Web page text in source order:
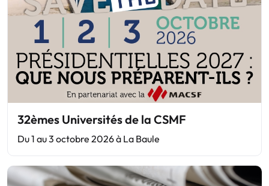
32èmes Universités de la CSMF
Du 1 au 3 octobre 2026 à La Baule